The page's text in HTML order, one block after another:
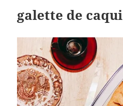
galette de caqui